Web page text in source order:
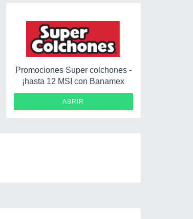
Promociones Super colchones -
¡hasta 12 MSI con Banamex
ABRIR